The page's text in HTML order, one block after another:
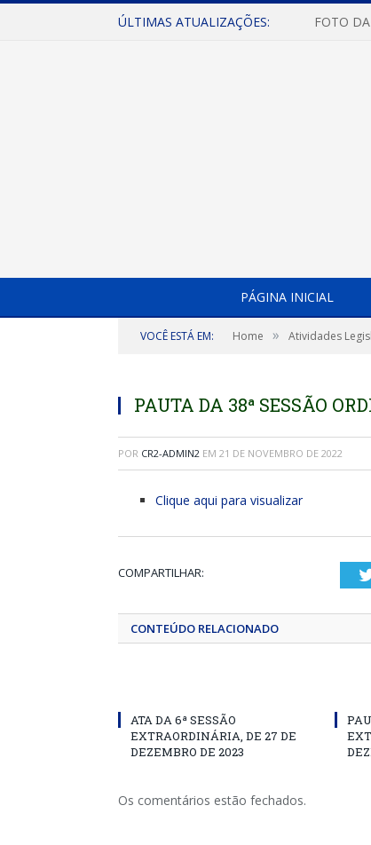
ÚLTIMAS ATUALIZAÇÕES: FOTO
PÁGINA INICIAL
VOCÊ ESTÁ EM: Home » Atividades
PAUTA DA 38ª SESSÃO
POR CR2-ADMIN2 EM 21 DE NOVEMBRO DE 2022
Clique aqui para visualizar
COMPARTILHAR:
CONTEÚDO RELACIONADO
ATA DA 6ª SESSÃO
EXTRAORDINÁRIA, DE 27 DE
DEZEMBRO DE 2023
Os comentários estão fechados.